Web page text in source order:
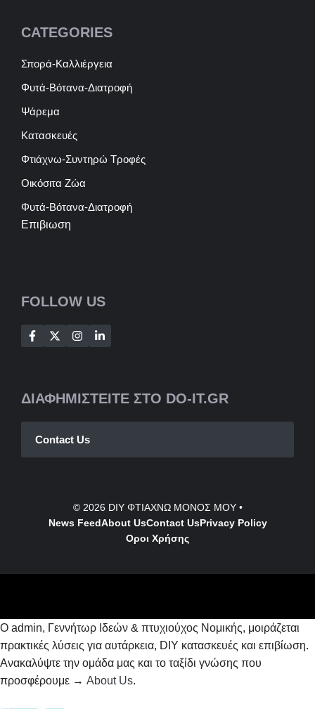
CATEGORIES
Σπορά-Καλλιέργεια
Φυτά-Βότανα-Διατροφή
Ψάρεμα
Κατασκευές
Φτιάχνω-Συντηρώ Τροφές
Οικόσιτα Ζώα
Φυτά-Βότανα-Διατροφή
Επιβιωση
FOLLOW US
ΔΙΑΦΗΜΙΣΤΕΙΤΕ ΣΤΟ DO-IT.GR
Contact Us
© 2026 DIY ΦΤΙΑΧΝΩ ΜΟΝΟΣ ΜΟΥ•
News FeedAbout UsContactUsPrivacy Policy
Οροι Χρήσης
Ο admin, Γεννήτωρ Ιδεών & πτυχιούχος Νομικής, μοιράζεται
πρακτικές λύσεις για αυτάρκεια, DIY κατασκευές και επιβίωση.
Ανακαλύψτε την ομάδα μας και το ταξίδι γνώσης που
προσφέρουμε → About Us.